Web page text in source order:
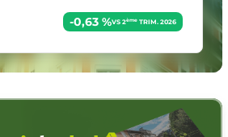
-0,63 %VS 2èmeTRIM. 2026